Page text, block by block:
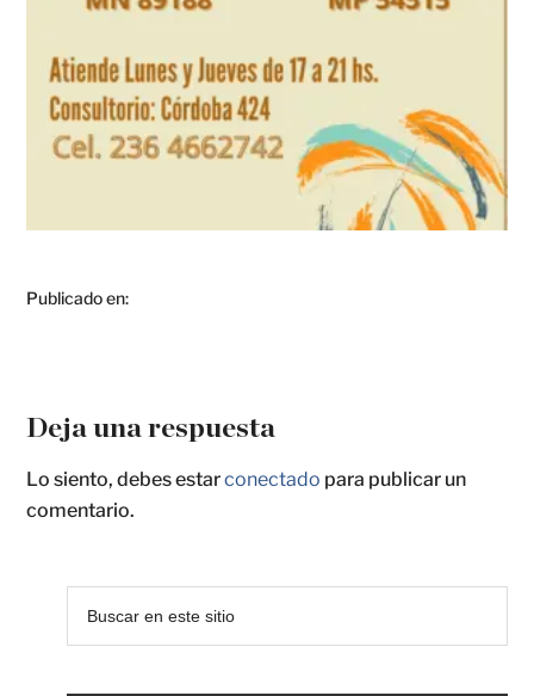
Publicado en:
Deja una respuesta
Lo siento, debes estarconectado para publicar un
comentario.